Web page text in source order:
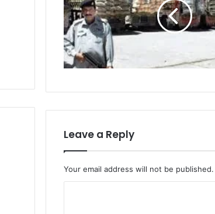
Leave a Reply
Your email address will not be published.